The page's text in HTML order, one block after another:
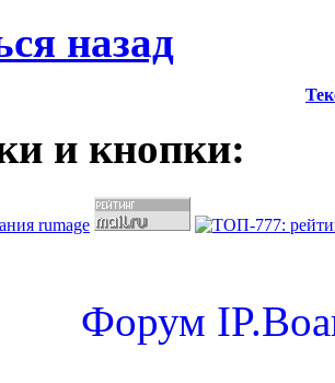
назад
и кнопки:
Форум